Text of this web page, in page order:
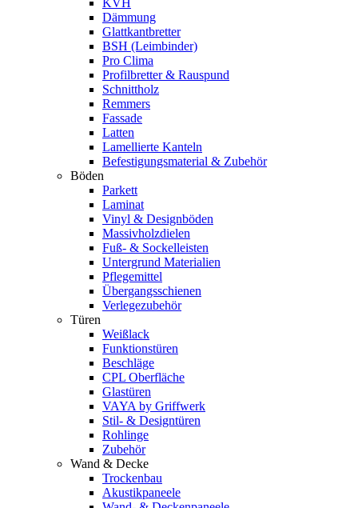
KVH
Dämmung
Glattkantbretter
BSH (Leimbinder)
Pro Clima
Profilbretter & Rauspund
Schnittholz
Remmers
Fassade
Latten
Lamellierte Kanteln
Befestigungsmaterial & Zubehör
Böden
Parkett
Laminat
Vinyl & Designböden
Massivholzdielen
Fuß- & Sockelleisten
Untergrund Materialien
Pflegemittel
Übergangsschienen
Verlegezubehör
Türen
Weißlack
Funktionstüren
Beschläge
CPL Oberfläche
Glastüren
VAYA by Griffwerk
Stil- & Designtüren
Rohlinge
Zubehör
Wand & Decke
Trockenbau
Akustikpaneele